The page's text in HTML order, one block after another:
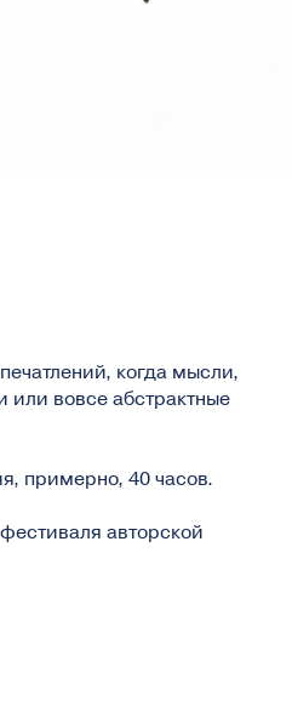
когда мысли,
вовсе абстрактные
примерно, 40 часов.
авторской